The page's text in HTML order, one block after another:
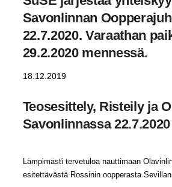
Savonlinnan
22.7.2020. Varaathan
29.2.2020 mennessä.
18.12.2019
Teosesittely, Risteily ja
Savonlinnassa 22.7.2020
Lämpimästi tervetuloa nauttimaan
esitettävästä Rossinin oopperasta